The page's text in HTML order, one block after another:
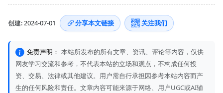
创建: 2024-07-01 分享本文链接 关注我们
免责声明： 本站所发布的所有文章、资讯、评论等内容，仅供
网友学习交流和参考，不代表本站的立场和观点，不构成任何投
资、交易、法律或其他建议。用户需自行承担因参考本站内容而产
生的任何风险和责任。文章内容可能来源于网络、用户UGC或AI辅